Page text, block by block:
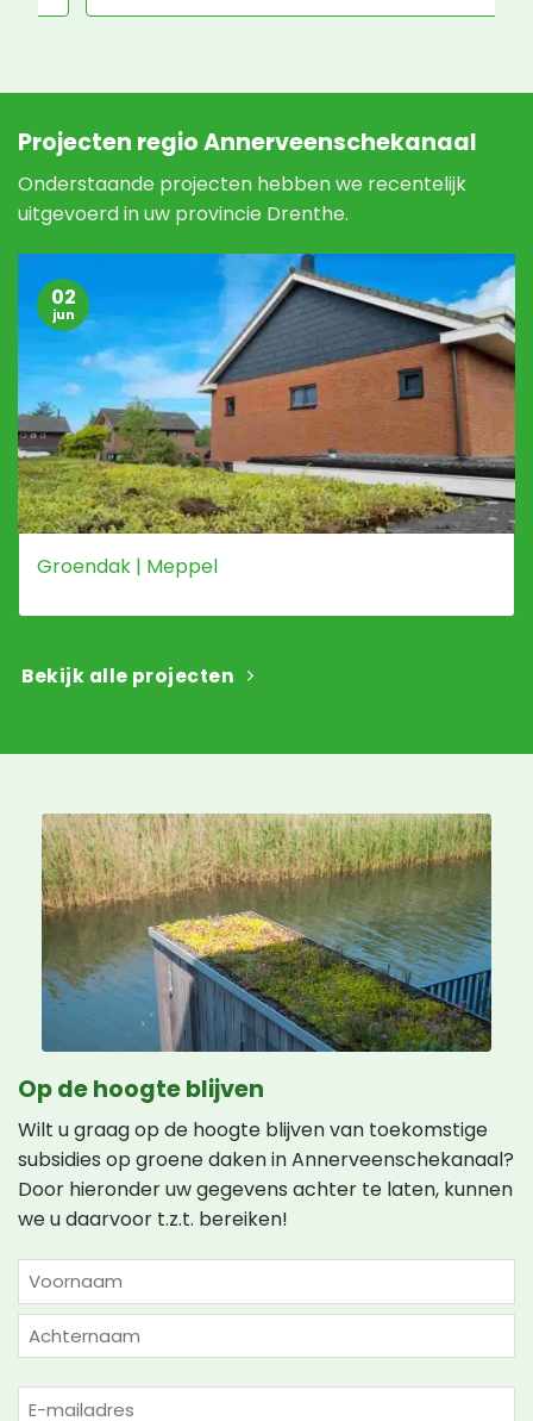
Projecten regio Annerveenschekanaal
Onderstaande projecten hebben we recentelijk
uitgevoerd in uw provincie Drenthe.
Groendak | Meppel
02
jun
Bekijk alle projecten
Op de hoogte blijven
Wilt u graag op de hoogte blijven van toekomstige
subsidies op groene daken in Annerveenschekanaal?
Door hieronder uw gegevens achter te laten, kunnen
we u daarvoor t.z.t. bereiken!
NAAM
(VEREIST)
Voornaam
E-